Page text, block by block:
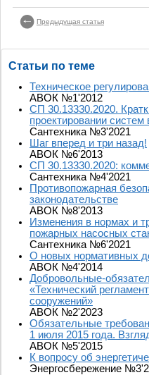
Предыдущая статья
Статьи по теме
Техническое
АВОК №1'2012
СП 30.13330.2020.
проектировании систем
Сантехника №3'2021
Шаг вперед и три назад!
АВОК №6'2013
СП 30.13330.2020:
Сантехника №4'2021
Противопожарная
законодательстве
АВОК №8'2013
Изменения в нормах и
пожарных насосных
Сантехника №6'2021
О новых нормативных
АВОК №4'2014
Добровольные-
«Технический
сооружений»
АВОК №2'2023
Обязательные
1 июля 2015 года.
АВОК №5'2015
К вопросу об
Энергосбережение